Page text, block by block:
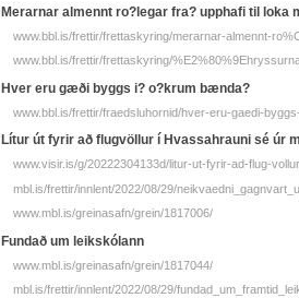
Merarnar almennt ro?legar fra? upphafi til loka
www.bbl.is/frettir/frettaskyring/merarnar-almennt-
www.bbl.is/frettir/frettaskyring/
Hver eru gæði byggs i? o?krum bænda?
www.bbl.is/frettir/fraedsluhornid/hver-eru-gaedi-
Lítur út fyrir að flug­völlur í Hvassa­hrauni sé úr
www.visir.is/g/20222304133d/litur-ut-fyrir-ad-flug-
mbl.is/frettir/innlent/2022/08/29/
www.mbl.is/greinasafn/grein/1817006/
Fundað um leikskólann
www.mbl.is/greinasafn/grein/1817044/
mbl.is/frettir/innlent/2022/08/29/